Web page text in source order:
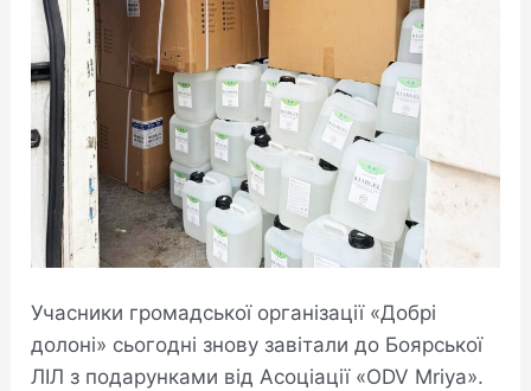
Учасники громадської організації «Добрі
долоні» сьогодні знову завітали до Боярської
ЛІЛ з подарунками від Асоціації «ODV Mriya».